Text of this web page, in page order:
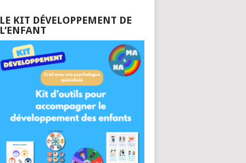
LE KIT DÉVELOPPEMENT DE
L’ENFANT